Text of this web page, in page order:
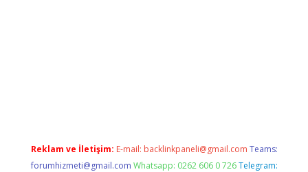
Reklam ve İletişim: E-mail: backlinkpaneli@gmail.com Teams:
forumhizmeti@gmail.com Whatsapp: 0262 606 0 726 Telegram: